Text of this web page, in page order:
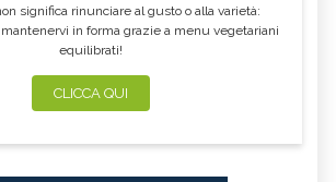
significa rinunciare al gusto o alla varietà:
in forma grazie a menu vegetariani
equilibrati!
CLICCA QUI